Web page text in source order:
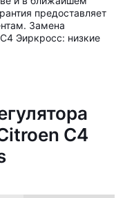
предоставляет
Замена
Эиркросс: низкие
C4